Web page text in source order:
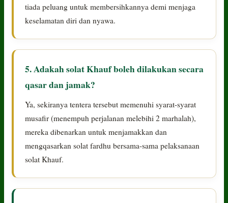
tiada peluang untuk membersihkannya demi menjaga
keselamatan diri dan nyawa.
5. Adakah solat Khauf boleh dilakukan secara
qasar dan jamak?
Ya, sekiranya tentera tersebut memenuhi syarat-syarat
musafir (menempuh perjalanan melebihi 2 marhalah),
mereka dibenarkan untuk menjamakkan dan
mengqasarkan solat fardhu bersama-sama pelaksanaan
solat Khauf.